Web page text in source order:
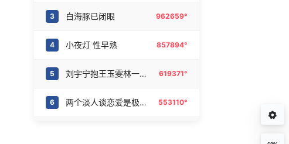
3 白海豚已闭眼 962659°
4 小夜灯 性早熟 857894°
5 刘宇宁抱王玉雯林一的区别 619371°
6 两个淡人谈恋爱是极其美味的 553110°